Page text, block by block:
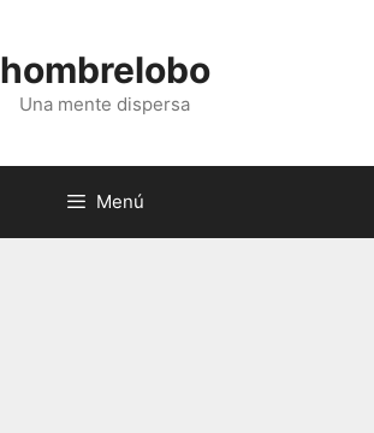
hombrelobo
Una mente dispersa
Menú